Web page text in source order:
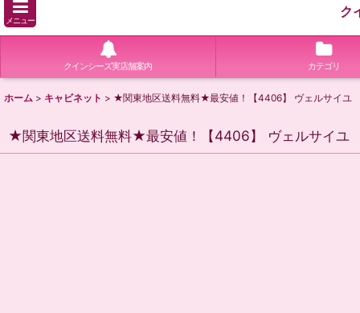
メニュー
ク
クインシーズ実店舗案内 カテゴリ
ホーム > キャビネット > ★関東地区送料無料★最安値！【4406】 ヴェルサイ
★関東地区送料無料★最安値！【4406】 ヴェルサイユ